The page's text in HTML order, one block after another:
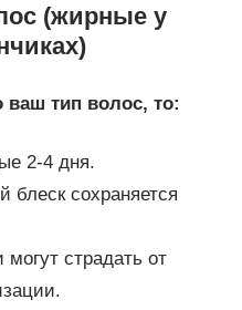
(жирные у
ваш тип волос, то:
2-4 дня.
блеск сохраняется
страдать от